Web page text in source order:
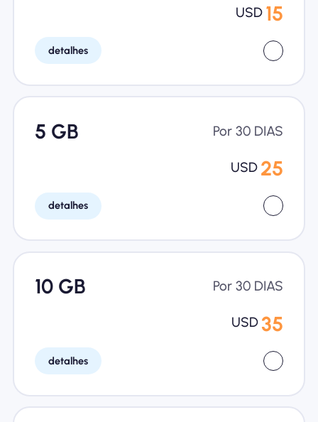
USD 15
detalhes
5 GB Por 30 DIAS
USD 25
detalhes
10 GB Por 30 DIAS
USD 35
detalhes